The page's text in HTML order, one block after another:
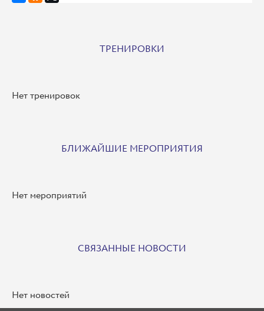
ТРЕНИРОВКИ
Нет тренировок
БЛИЖАЙШИЕ МЕРОПРИЯТИЯ
Нет мероприятий
СВЯЗАННЫЕ НОВОСТИ
Нет новостей